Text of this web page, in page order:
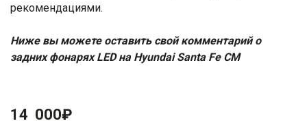
рекомендациями.
Ниже вы можете оставить свой комментарий о
задних фонарях LED на Hyundai Santa Fe CM
14 000₽